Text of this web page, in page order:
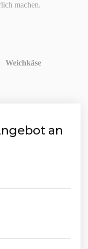
machen.
Weichkäse
an